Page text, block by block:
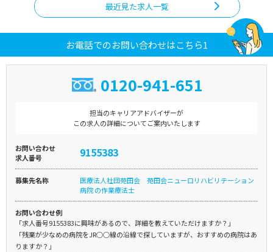
最近見た求人一覧
お電話でのお問い合わせはこちら1
0120-941-651
担当のキャリアアドバイザーが
この求人の詳細についてご案内いたします
お問い合わせ
求人番号
9155383
募集先名称
医療法人社団苑田会 苑田会ニューロリハビリテーション
病院 の作業療法士
お問い合わせ例
「求人番号9155383に興味があるので、詳細を教えていただけますか？」
「残業が少なめの病院をJR○○線の沿線で探していますが、おすすめの病院はあ
りますか？」